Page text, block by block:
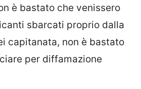
è bastato che venissero
sbarcati proprio dalla
capitanata, non è bastato
per diffamazione